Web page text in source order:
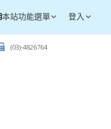
本站功能選單 登入
(03)-4826764